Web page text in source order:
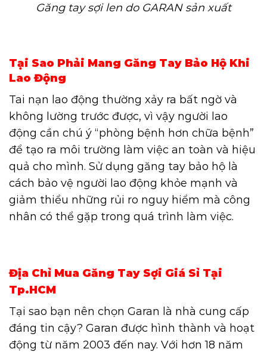
Găng tay sợi len do GARAN sản xuất
Tại Sao Phải Mang Găng Tay Bảo Hộ Khi
Lao Động
Tai nạn lao động thường xảy ra bất ngờ và
không lường trước được, vì vậy người lao
động cần chú ý “phòng bệnh hơn chữa bệnh”
để tạo ra môi trường làm việc an toàn và hiệu
quả cho mình. Sử dụng găng tay bảo hộ là
cách bảo vệ người lao động khỏe mạnh và
giảm thiểu những rủi ro nguy hiểm mà công
nhân có thể gặp trong quá trình làm việc.
Địa Chỉ Mua Găng Tay Sợi Giá Sỉ Tại
Tp.HCM
Tại sao bạn nên chọn Garan là nhà cung cấp
đáng tin cậy? Garan được hình thành và hoạt
động từ năm 2003 đến nay. Với hơn 18 năm